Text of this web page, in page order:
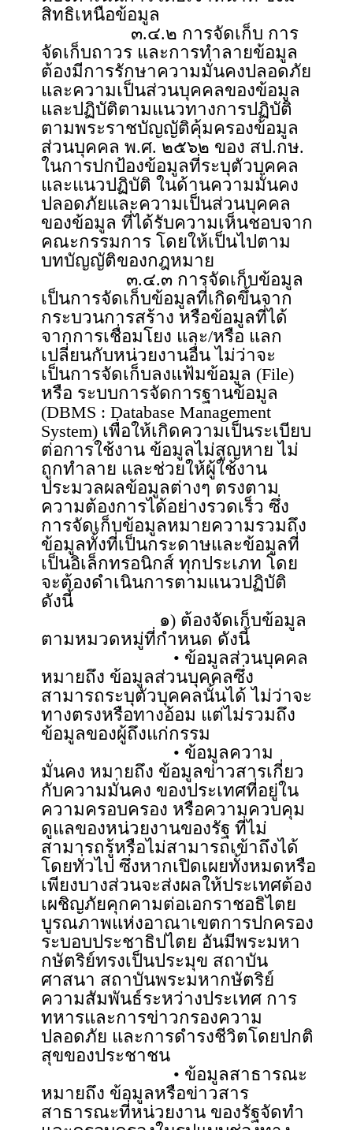
สิทธิเหนือข้อมูล
๓.๔.๒ การจัดเก็บ การ
จัดเก็บถาวร และการทำลายข้อมูล
ต้องมีการรักษาความมั่นคงปลอดภัย
และความเป็นส่วนบุคคลของข้อมูล
และปฏิบัติตามแนวทางการปฏิบัติ
ตามพระราชบัญญัติคุ้มครองข้อมูล
ส่วนบุคคล พ.ศ. ๒๕๖๒ ของ สป.กษ.
ในการปกป้องข้อมูลที่ระบุตัวบุคคล
และแนวปฏิบัติ ในด้านความมั่นคง
ปลอดภัยและความเป็นส่วนบุคคล
ของข้อมูล ที่ได้รับความเห็นชอบจาก
คณะกรรมการ โดยให้เป็นไปตาม
บทบัญญัติของกฎหมาย
๓.๔.๓ การจัดเก็บข้อมูล
เป็นการจัดเก็บข้อมูลที่เกิดขึ้นจาก
กระบวนการสร้าง หรือข้อมูลที่ได้
จากการเชื่อมโยง และ/หรือ แลก
เปลี่ยนกับหน่วยงานอื่น ไม่ว่าจะ
เป็นการจัดเก็บลงแฟ้มข้อมูล (File)
หรือ ระบบการจัดการฐานข้อมูล
(DBMS : Database Management
System) เพื่อให้เกิดความเป็นระเบียบ
ต่อการใช้งาน ข้อมูลไม่สูญหาย ไม่
ถูกทำลาย และช่วยให้ผู้ใช้งาน
ประมวลผลข้อมูลต่างๆ ตรงตาม
ความต้องการได้อย่างรวดเร็ว ซึ่ง
การจัดเก็บข้อมูลหมายความรวมถึง
ข้อมูลทั้งที่เป็นกระดาษและข้อมูลที่
เป็นอิเล็กทรอนิกส์ ทุกประเภท โดย
จะต้องดำเนินการตามแนวปฏิบัติ
ดังนี้
๑) ต้องจัดเก็บข้อมูล
ตามหมวดหมู่ที่กำหนด ดังนี้
• ข้อมูลส่วนบุคคล
หมายถึง ข้อมูลส่วนบุคคลซึ่ง
สามารถระบุตัวบุคคลนั้นได้ ไม่ว่าจะ
ทางตรงหรือทางอ้อม แต่ไม่รวมถึง
ข้อมูลของผู้ถึงแก่กรรม
• ข้อมูลความ
มั่นคง หมายถึง ข้อมูลข่าวสารเกี่ยว
กับความมั่นคง ของประเทศที่อยู่ใน
ความครอบครอง หรือความควบคุม
ดูแลของหน่วยงานของรัฐ ที่ไม่
สามารถรู้หรือไม่สามารถเข้าถึงได้
โดยทั่วไป ซึ่งหากเปิดเผยทั้งหมดหรือ
เพียงบางส่วนจะส่งผลให้ประเทศต้อง
เผชิญภัยคุกคามต่อเอกราชอธิไตย
บูรณภาพแห่งอาณาเขตการปกครอง
ระบอบประชาธิปไตย อันมีพระมหา
กษัตริย์ทรงเป็นประมุข สถาบัน
ศาสนา สถาบันพระมหากษัตริย์
ความสัมพันธ์ระหว่างประเทศ การ
ทหารและการข่าวกรองความ
ปลอดภัย และการดำรงชีวิตโดยปกติ
สุขของประชาชน
• ข้อมูลสาธารณะ
หมายถึง ข้อมูลหรือข่าวสาร
สาธารณะที่หน่วยงาน ของรัฐจัดทำ